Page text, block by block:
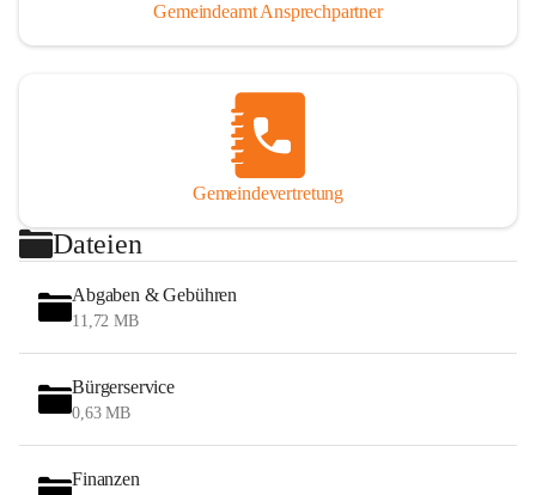
Gemeindeamt Ansprechpartner
Gemeindevertretung
Dateien
Abgaben & Gebühren
11,72 MB
Bürgerservice
0,63 MB
Finanzen